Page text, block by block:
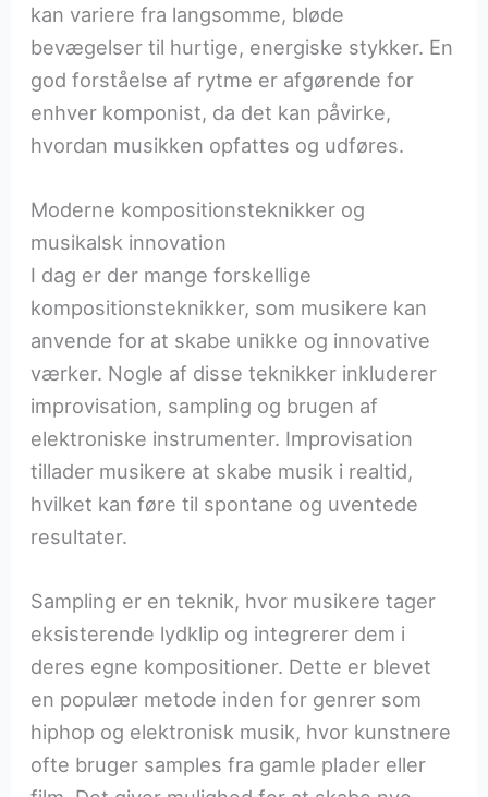
kan variere fra langsomme, bløde
bevægelser til hurtige, energiske stykker. En
god forståelse af rytme er afgørende for
enhver komponist, da det kan påvirke,
hvordan musikken opfattes og udføres.
Moderne kompositionsteknikker og
musikalsk innovation
I dag er der mange forskellige
kompositionsteknikker, som musikere kan
anvende for at skabe unikke og innovative
værker. Nogle af disse teknikker inkluderer
improvisation, sampling og brugen af
elektroniske instrumenter. Improvisation
tillader musikere at skabe musik i realtid,
hvilket kan føre til spontane og uventede
resultater.
Sampling er en teknik, hvor musikere tager
eksisterende lydklip og integrerer dem i
deres egne kompositioner. Dette er blevet
en populær metode inden for genrer som
hiphop og elektronisk musik, hvor kunstnere
ofte bruger samples fra gamle plader eller